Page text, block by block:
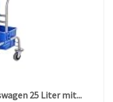
25 Liter mit...